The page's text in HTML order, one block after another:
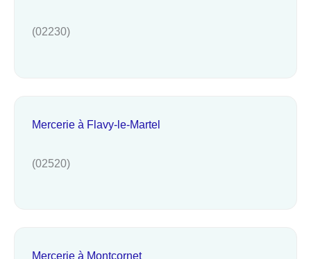
(02230)
Mercerie à Flavy-le-Martel
(02520)
Mercerie à Montcornet